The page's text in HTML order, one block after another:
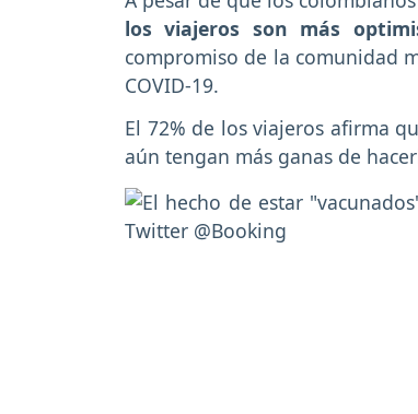
los viajeros son más
compromiso de la comunidad
COVID-19.
El 72% de los viajeros afirma
aún tengan más ganas de